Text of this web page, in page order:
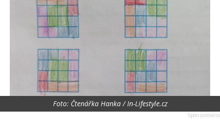
Foto: Čtenářka Hanka / In-Lifestyle.cz